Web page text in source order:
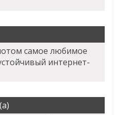
самое любимое
интернет-